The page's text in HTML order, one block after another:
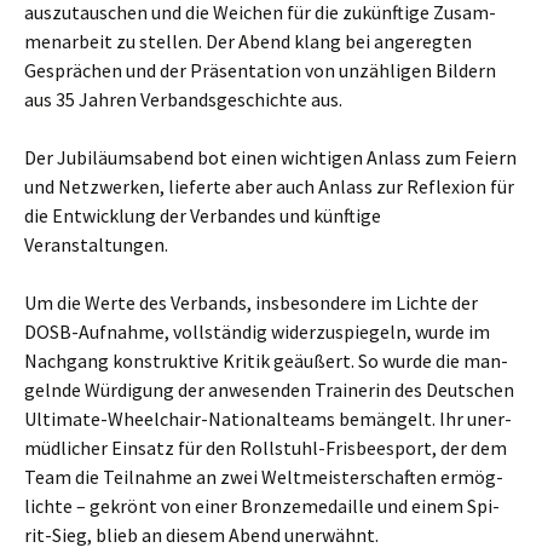
aus­zu­tau­schen und die Wei­chen für die zukünf­ti­ge Zusam­
men­ar­beit zu stel­len. Der Abend klang bei ange­reg­ten
Gesprä­chen und der Prä­sen­ta­ti­on von unzäh­li­gen Bil­dern
aus 35 Jah­ren Ver­bands­ge­schich­te aus.
Der Jubi­lä­ums­abend bot einen wich­ti­gen Anlass zum Fei­ern
und Netz­wer­ken, lie­fer­te aber auch Anlass zur Refle­xi­on für
die Ent­wick­lung der Ver­ban­des und künf­ti­ge
Veranstaltungen.
Um die Wer­te des Ver­bands, ins­be­son­de­re im Lich­te der
DOSB-Auf­nah­me, voll­stän­dig wider­zu­spie­geln, wur­de im
Nach­gang kon­struk­ti­ve Kri­tik geäu­ßert. So wur­de die man­
geln­de Wür­di­gung der anwe­sen­den Trai­ne­rin des Deut­schen
Ulti­ma­te-Wheel­chair-Natio­nal­teams bemän­gelt. Ihr uner­
müd­li­cher Ein­satz für den Roll­stuhl-Fris­bee­s­port, der dem
Team die Teil­nah­me an zwei Welt­meis­ter­schaf­ten ermög­
lich­te – gekrönt von einer Bron­ze­me­dail­le und einem Spi­
rit-Sieg, blieb an die­sem Abend unerwähnt.